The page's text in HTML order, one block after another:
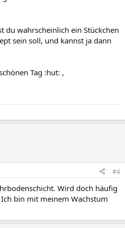
du wahrscheinlich ein Stückchen
sein soll, und kannst ja dann
Tag :hut: ,
#4
Wird doch häufig
bin mit meinem Wachstum